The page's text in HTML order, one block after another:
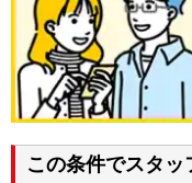
この条件でスタ